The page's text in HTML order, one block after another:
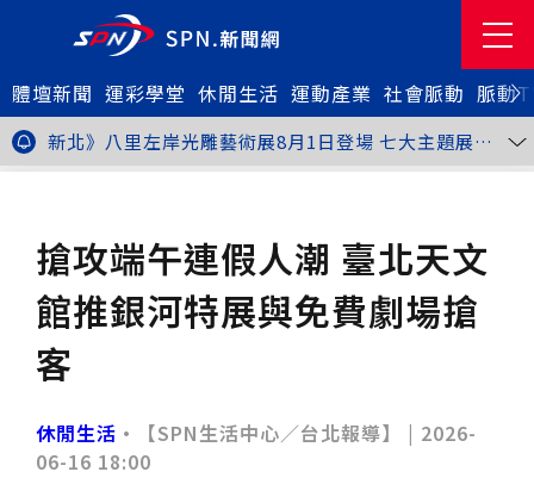
體壇新聞 運彩學堂 休閒生活 運動產業 社會脈動 脈動
金牌搖籃驚傳「球荒」！江啟臣偕運彩公會挺萬和國
中，捐贈 1800 顆羽球助小將 4 月全中運奪金
台中》15分鐘的診療，13年的堅持！ 中山醫大牙醫系
跨海義診13年
新北》八里左岸光雕藝術展8月1日登場 七大主題展區
打造夏夜光影盛宴
台中》中聯油脂案釀全民恐慌 議員張芬郁質詢轟食安稽
適圈」祕笈
台中》食安風暴擴大 中彰投苗縣市長參選人提「食安聯
防治理平台」等3主張
台中》中山醫大攜手新創登陸亞洲生技展 發表「微奈米
眼用鏡片」等13項臨床研發技術
高雄》啟用近30年迎來外觀與結構重塑 高雄旗津輪渡
站改造完工啟用
縮短藥效等待期！中山附醫引進速效抗憂鬱鼻噴劑 24
小時內見效、助重症患者重返社會
台北》首創水資源循環教育園區 民生水資再生廠環教館
正式啟用
專題人物》我不是會長，是歐巴桑！」穆閩珠自掏腰包
台中》中捷聯名VTuber活動告捷 首5日運量增24%周
邊營收破250萬
台中》看好綠美圖 大巨蛋商機！星享道攜手萬豪 打造
搶攻端午連假人潮 臺北天文
館推銀河特展與免費劇場搶
客
休閒生活 •【SPN生活中心／台北報導】 | 2026-
06-16 18:00